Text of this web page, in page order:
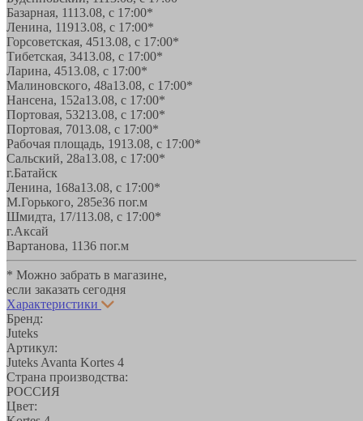
Базарная, 1113.08, с 17:00*
Ленина, 11913.08, с 17:00*
Горсоветская, 4513.08, с 17:00*
Тибетская, 3413.08, с 17:00*
Ларина, 4513.08, с 17:00*
Малиновского, 48а13.08, с 17:00*
Нансена, 152а13.08, с 17:00*
Портовая, 53213.08, с 17:00*
Портовая, 7013.08, с 17:00*
Рабочая площадь, 1913.08, с 17:00*
Сальский, 28a13.08, с 17:00*
г.Батайск
Ленина, 168а13.08, с 17:00*
М.Горького, 285е36 пог.м
Шмидта, 17/113.08, с 17:00*
г.Аксай
Вартанова, 1136 пог.м
* Можно забрать в магазине,
если заказать сегодня
Характеристики
Бренд:
Juteks
Артикул:
Juteks Avanta Kortes 4
Страна производства:
РОССИЯ
Цвет: